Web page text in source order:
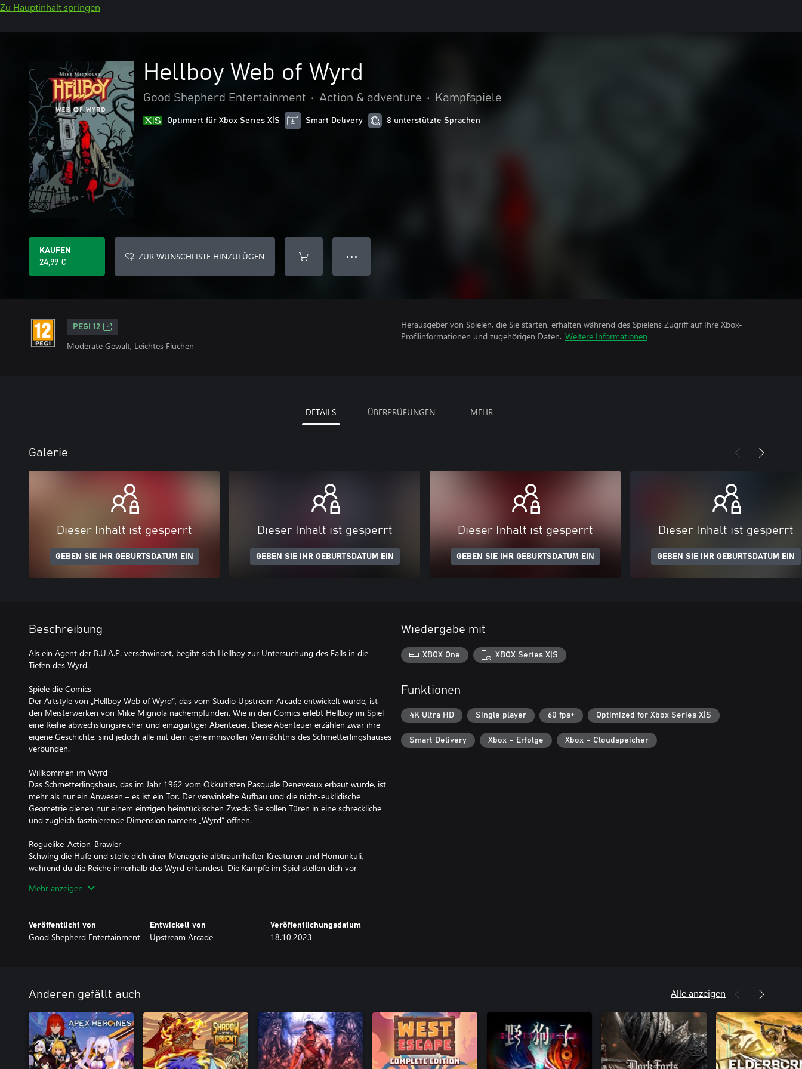
Zu Hauptinhalt springen
Hellboy Web of Wyrd
Good Shepherd Entertainment • Action & adventure • Kampfspiele
Optimiert für Xbox Series X|S Smart Delivery 8 unterstützte Sprachen
KAUFEN
24,99 €
ZUR WUNSCHLISTE HINZUFÜGEN ● ● ●
PEGI 12
Moderate Gewalt, Leichtes Fluchen
Herausgeber von Spielen, die Sie starten, erhalten während des Spielens Zugriff auf Ihre Xbox-
Profilinformationen und zugehörigen Daten. Weitere Informationen
DETAILS ÜBERPRÜFUNGEN MEHR
Galerie
Dieser Inhalt ist gesperrt
GEBEN SIE IHR GEBURTSDATUM EIN
Dieser Inhalt ist gesperrt
GEBEN SIE IHR GEBURTSDATUM EIN
Dieser Inhalt ist gesperrt
GEBEN SIE IHR GEBURTSDATUM EIN
Dieser Inhalt ist gesperrt
GEBEN SIE IHR GEBURTSDATUM EIN
Beschreibung
Als ein Agent der B.U.A.P. verschwindet, begibt sich Hellboy zur Untersuchung des Falls in die
Tiefen des Wyrd.
Spiele die Comics
Der Artstyle von „Hellboy Web of Wyrd“, das vom Studio Upstream Arcade entwickelt wurde, ist
den Meisterwerken von Mike Mignola nachempfunden. Wie in den Comics erlebt Hellboy im Spiel
eine Reihe abwechslungsreicher und einzigartiger Abenteuer. Diese Abenteuer erzählen zwar ihre
eigene Geschichte, sind jedoch alle mit dem geheimnisvollen Vermächtnis des Schmetterlingshauses
verbunden.
Willkommen im Wyrd
Das Schmetterlingshaus, das im Jahr 1962 vom Okkultisten Pasquale Deneveaux erbaut wurde, ist
mehr als nur ein Anwesen – es ist ein Tor. Der verwinkelte Aufbau und die nicht-euklidische
Geometrie dienen nur einem einzigen heimtückischen Zweck: Sie sollen Türen in eine schreckliche
und zugleich faszinierende Dimension namens „Wyrd“ öffnen.
Roguelike-Action-Brawler
Schwing die Hufe und stelle dich einer Menagerie albtraumhafter Kreaturen und Homunkuli,
während du die Reiche innerhalb des Wyrd erkundest. Die Kämpfe im Spiel stellen dich vor
blocken und – wie könnte es anders sein? – deine Gegner in die nächste Dimension zu prügeln.
Mehr anzeigen
Veröffentlicht von
Good Shepherd Entertainment
Entwickelt von
Upstream Arcade
Veröffentlichungsdatum
18.10.2023
Wiedergabe mit
XBOX One XBOX Series X|S
Funktionen
4K Ultra HD Single player 60 fps+ Optimized for Xbox Series X|S
Smart Delivery Xbox – Erfolge Xbox – Cloudspeicher
Anderen gefällt auch Alle anzeigen